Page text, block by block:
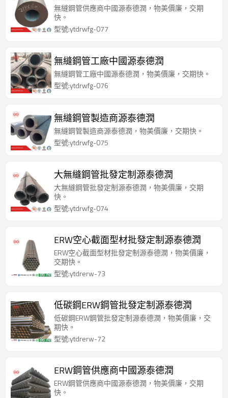
無縫鋼管供應商中國源泰德潤，物美價廉，交期
快。
型號:ytdrwfg-077
無縫鋼管工廠中國源泰德潤
無縫鋼管工廠中國源泰德潤，物美價廉，交期快。
型號:ytdrwfg-076
無縫鋼管製造商源泰德潤
無縫鋼管製造商源泰德潤，物美價廉，交期快。
型號:ytdrwfg-075
大無縫鋼管批發定制源泰德潤
大無縫鋼管批發定制源泰德潤，物美價廉，交期
快。
型號:ytdrwfg-074
ERW空心截面型材批發定制源泰德潤
ERW空心截面型材批發定制源泰德潤，物美價廉，
交期快。
型號:ytdrerw-73
低碳鋼ERW鋼管批發定制源泰德潤
低碳鋼ERW鋼管批發定制源泰德潤，物美價廉，交
期快。
型號:ytdrerw-72
ERW鋼管供應商中國源泰德潤
ERW鋼管供應商中國源泰德潤，物美價廉，交期
快。